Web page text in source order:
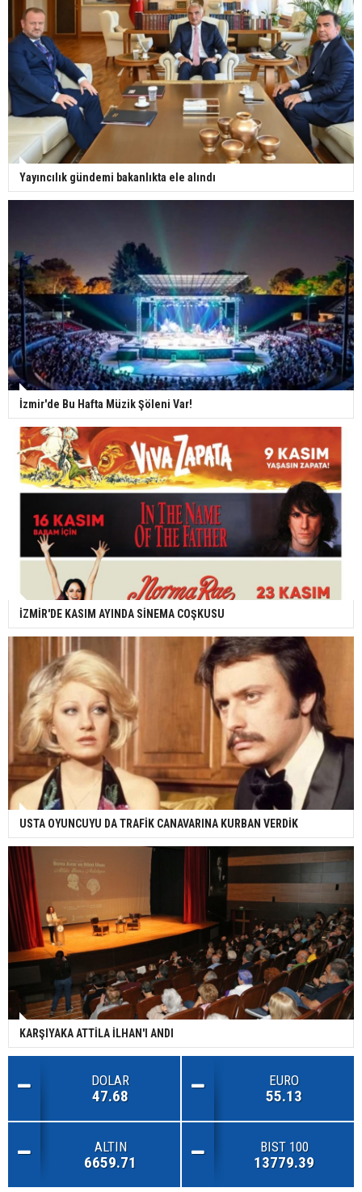
Yayıncılık gündemi bakanlıkta ele alındı
İzmir'de Bu Hafta Müzik Şöleni Var!
İZMİR'DE KASIM AYINDA SİNEMA COŞKUSU
USTA OYUNCUYU DA TRAFİK CANAVARINA KURBAN VERDİK
KARŞIYAKA ATTİLA İLHAN'I ANDI
DOLAR
47.68
EURO
55.13
ALTIN
6659.71
BIST 100
13779.39